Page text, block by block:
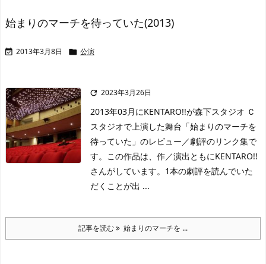
始まりのマーチを待っていた(2013)
 2013年3月8日  公演
 2023年3月26日
2013年03月にKENTARO!!が森下スタジオ Ｃ
スタジオで上演した舞台「始まりのマーチを
待っていた」のレビュー／劇評のリンク集で
す。この作品は、作／演出ともにKENTARO!!
さんがしています。1本の劇評を読んでいた
だくことが出 ...
記事を読む 始まりのマーチを ...